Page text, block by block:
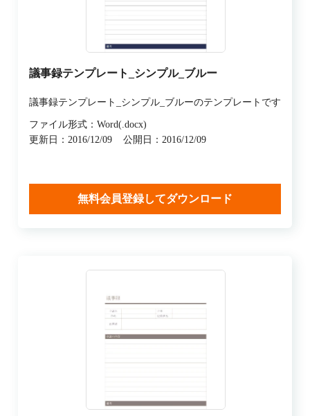
議事録テンプレート_シンプル_ブルー
議事録テンプレート_シンプル_ブルーのテンプレートです
ファイル形式：Word(.docx)
更新日：2016/12/09
公開日：2016/12/09
無料会員登録してダウンロード